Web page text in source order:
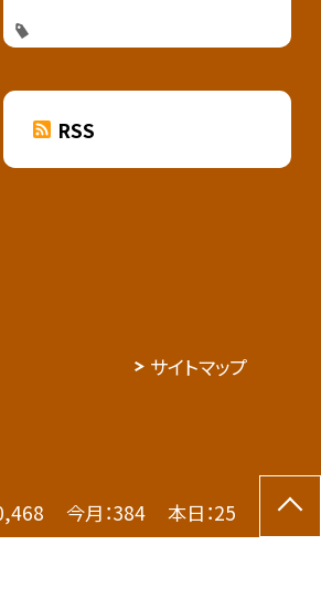
RSS
サイトマップ
今月：384 本日：25